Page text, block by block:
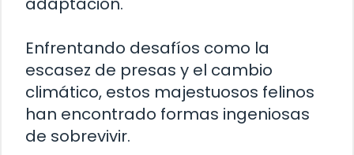
Enfrentando desafíos como la
escasez de presas y el cambio
climático, estos majestuosos felinos
han encontrado formas ingeniosas
de sobrevivir.